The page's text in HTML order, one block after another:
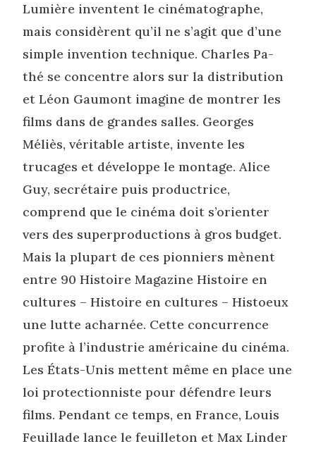
Lumière inventent le cinématographe,
mais considèrent qu’il ne s’agit que d’une
simple invention technique. Charles Pa-
thé se concentre alors sur la distribution
et Léon Gaumont imagine de montrer les
films dans de grandes salles. Georges
Méliès, véritable artiste, invente les
trucages et développe le montage. Alice
Guy, secrétaire puis productrice,
comprend que le cinéma doit s’orienter
vers des superproductions à gros budget.
Mais la plupart de ces pionniers mènent
entre 90 Histoire Magazine Histoire en
cultures – Histoire en cultures – Histoeux
une lutte acharnée. Cette concurrence
profite à l’industrie américaine du cinéma.
Les États-Unis mettent même en place une
loi protectionniste pour défendre leurs
films. Pendant ce temps, en France, Louis
Feuillade lance le feuilleton et Max Linder